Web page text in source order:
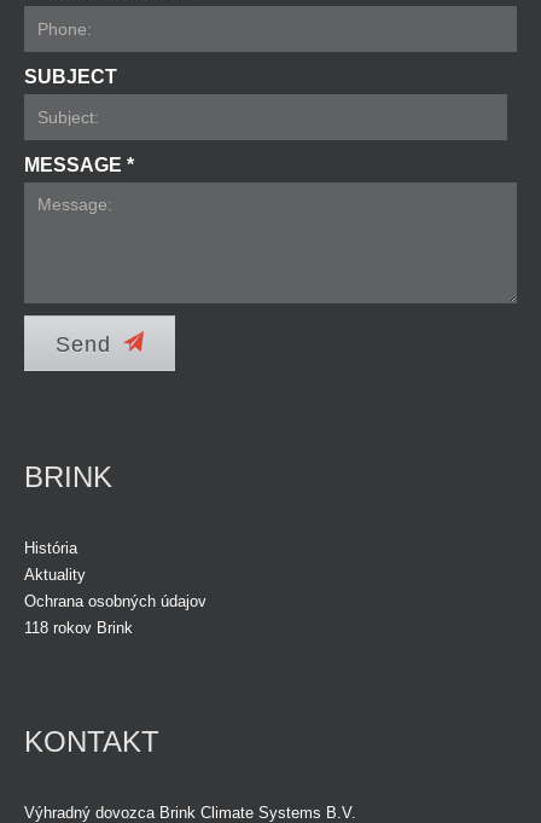
SUBJECT
MESSAGE *
Send
BRINK
História
Aktuality
Ochrana osobných údajov
118 rokov Brink
KONTAKT
Výhradný dovozca Brink Climate Systems B.V.